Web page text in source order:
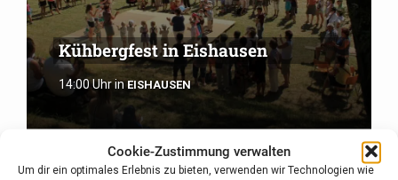
Cookie-Zustimmung verwalten
Um dir ein optimales Erlebnis zu bieten, verwenden wir Technologien wie
Kühbergfest in Eishausen
14:00 UhrinEISHAUSEN